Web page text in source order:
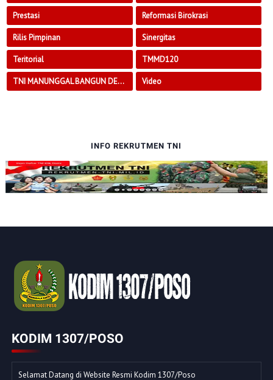
Prestasi Reformasi Birokrasi
Rilis Pimpinan Sinergitas
Teritorial TMMD120
TNI MANUNGGAL BANGUN DESA Video
INFO REKRUTMEN TNI
KODIM 1307/POSO
Selamat Datang di Website Resmi Kodim 1307/Poso